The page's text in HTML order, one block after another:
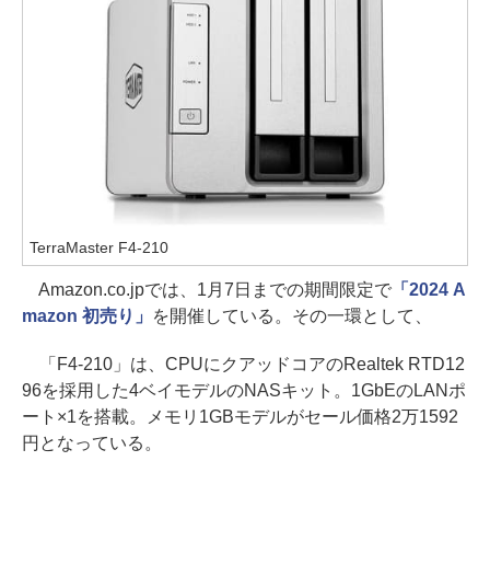
TerraMaster F4-210
Amazon.co.jpでは、1月7日までの期間限定で「2024 A
mazon 初売り」
を開催している。その一環として、
「F4-210」は、CPUにクアッドコアのRealtek RTD12
96を採用した4ベイモデルのNASキット。1GbEのLANポ
ート×1を搭載。メモリ1GBモデルがセール価格2万1592
円となっている。